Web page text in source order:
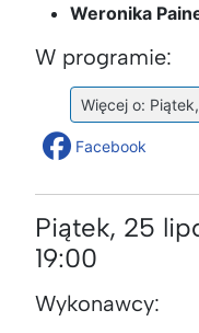
Weronika
W programie:
Więcej o:
Facebook
Piątek, 25
19:00
Wykonawcy: